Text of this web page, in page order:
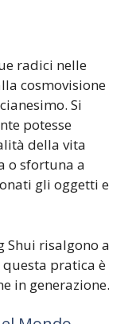
radici nelle
cosmovisione
Si
potesse
della vita
o sfortuna a
gli oggetti e
Shui risalgono a
pratica è
in generazione.